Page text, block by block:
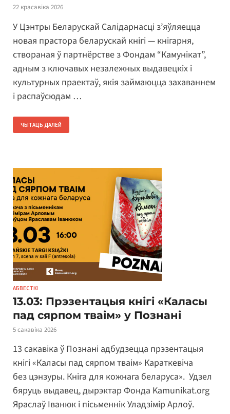
22 красавіка 2026
У Цэнтры Беларускай Салідарнасці з’яўляецца
новая прастора беларускай кнігі — кнігарня,
створаная ў партнёрстве з Фондам “Камунікат”,
адным з ключавых незалежных выдавецкіх і
культурных праектаў, якія займаюцца захаваннем
і распаўсюдам …
ЧЫТАЦЬ ДАЛЕЙ
АБВЕСТКІ
13.03: Прэзентацыя кнігі «Каласы
пад сярпом тваім» у Познані
5 сакавіка 2026
13 сакавіка ў Познані адбудзецца прэзентацыя
кнігі «Каласы пад сярпом тваім» Караткевіча
без цэнзуры. Кніга для кожнага беларуса». Удзел
бяруць выдавец, дырэктар Фонда Kamunikat.org
Яраслаў Іванюк і пісьменнік Уладзімір Арлоў.